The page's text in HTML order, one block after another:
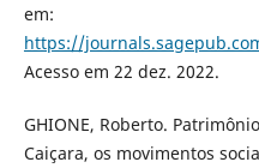
em:
https://
Acesso em 22 dez. 2022.
GHIONE, Roberto.
Caiçara, os movimentos